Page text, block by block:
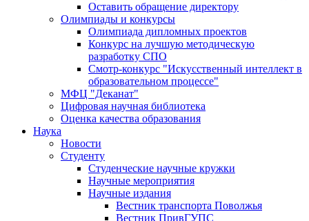
Оставить обращение директору
Олимпиады и конкурсы
Олимпиада дипломных проектов
Конкурс на лучшую методическую
разработку СПО
Смотр-конкурс "Искусственный интеллект в
образовательном процессе"
МФЦ "Деканат"
Цифровая научная библиотека
Оценка качества образования
Наука
Новости
Студенту
Студенческие научные кружки
Научные мероприятия
Научные издания
Вестник транспорта Поволжья
Вестник ПривГУПС